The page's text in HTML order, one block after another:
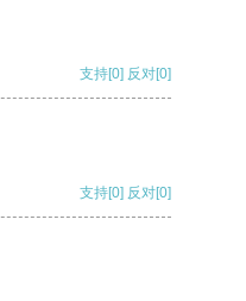
支持[0] 反对[0]
支持[0] 反对[0]